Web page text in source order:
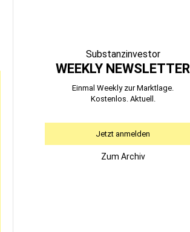
Substanzinvestor
WEEKLY NEWSLETTER
Einmal Weekly zur Marktlage.
Kostenlos. Aktuell.
Jetzt anmelden
Zum Archiv